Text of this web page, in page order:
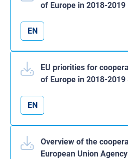
of Europe in 2018-
EN
EU priorities for
of Europe in 2018-2019
EN
Overview of the
European Union